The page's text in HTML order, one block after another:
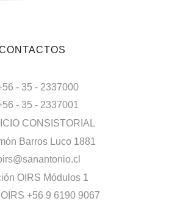
- 35 - 2337000
- 35 - 2337001
CONSISTORIAL
Barros Luco 1881
OIRS Módulos 1
+56 9 6190 9067